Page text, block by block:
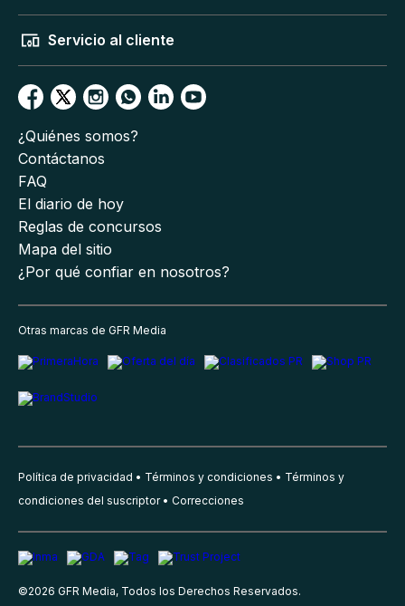
Servicio al cliente
¿Quiénes somos?
Contáctanos
FAQ
El diario de hoy
Reglas de concursos
Mapa del sitio
¿Por qué confiar en nosotros?
Otras marcas de GFR Media
Política de privacidad Términos y condiciones
Términos y
condiciones del suscriptor
Correcciones
©2026 GFR Media, Todos los Derechos Reservados.